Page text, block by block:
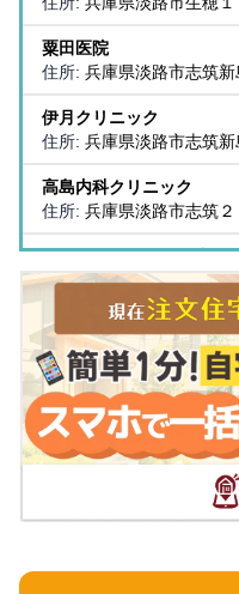
粟田医院
住所: 兵庫県淡路市志筑新
伊月クリニック
住所: 兵庫県淡路市志筑新
高島内科クリニック
住所: 兵庫県淡路市志筑２
くさわけ整形外科医院
住所:兵庫県淡路市志筑
おかもと循環器クリニッ
住所:兵庫県淡路市志筑
高山クリニック
住所:兵庫県淡路市志筑
淡路市休日応急診療所
兵庫県淡路市志筑